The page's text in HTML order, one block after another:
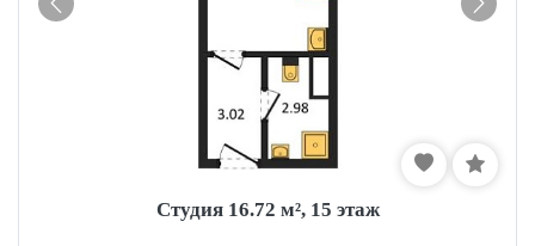
Студия 16.72 м², 15 этаж